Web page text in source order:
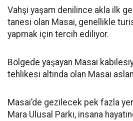
Vahşi yaşam denilince akla ilk
tanesi olan Masai, genellikle
yapmak için tercih ediliyor.
Bölgede yaşayan Masai
tehlikesi altında olan Masai
Masai’de gezilecek pek fazla
Mara Ulusal Parkı, insana